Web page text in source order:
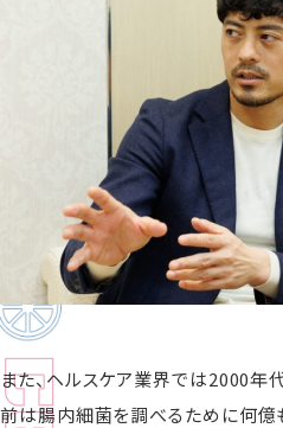
また、ヘルスケア業界では2000年
前は腸内細菌を調べるために何